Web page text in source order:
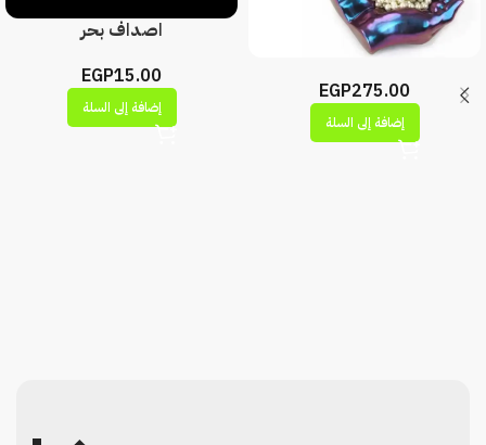
EGP275.00
إضافة إلى السلة
اصداف بحر
EGP15.00
إضافة إلى السلة